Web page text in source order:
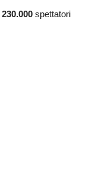
230.000 spettatori